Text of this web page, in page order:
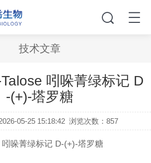
技术文章
吲哚菁绿标记 D
-(+)-塔罗糖
05-25 15:18:42 浏览次数：857
哚菁绿标记 D-(+)-塔罗糖